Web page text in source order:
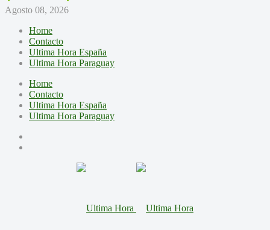
Agosto 08, 2026
Home
Contacto
Ultima Hora España
Ultima Hora Paraguay
Home
Contacto
Ultima Hora España
Ultima Hora Paraguay